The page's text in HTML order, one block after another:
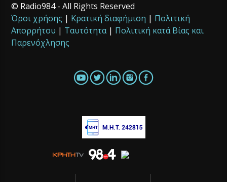
© Radio984 - All Rights Reserved
Όροι χρήσης | Κρατική διαφήμιση | Πολιτική
Απορρήτου | Ταυτότητα| Πολιτική κατά Βίας και
Παρενόχλησης